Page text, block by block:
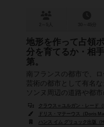
地形を作って占領
分を育てるか・相
第。
南フランスの都市で、
芸術の都市として有名
ソンヌ周辺の道路や都
送りこみ、得点を稼ぐと
クラウス＝ユルガン・レード
ドリス・マテーウス（Doris
ハンス イム グリュック出版（